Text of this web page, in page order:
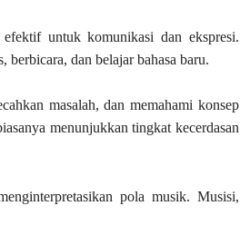
efektif untuk komunikasi dan ekspresi.
dan belajar bahasa baru.
masalah, dan memahami konsep
menunjukkan tingkat kecerdasan
pola musik. Musisi,